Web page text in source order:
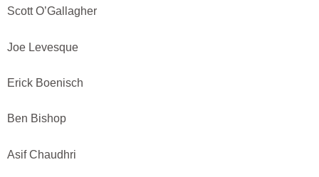
Scott O’Gallagher
Joe Levesque
Erick Boenisch
Ben Bishop
Asif Chaudhri